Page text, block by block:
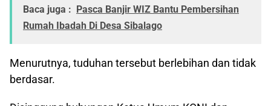
Baca juga : Pasca Banjir WIZ Bantu Pembersihan
Rumah Ibadah Di Desa Sibalago
Menurutnya, tuduhan tersebut berlebihan dan tidak
berdasar.